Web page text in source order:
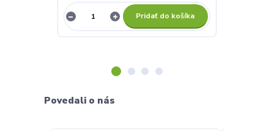
Pridať do košíka
Povedali o nás